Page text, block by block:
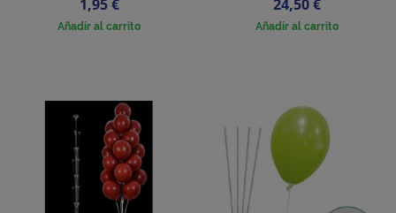
1,95 €
Añadir al carrito
24,50 €
Añadir al carrito